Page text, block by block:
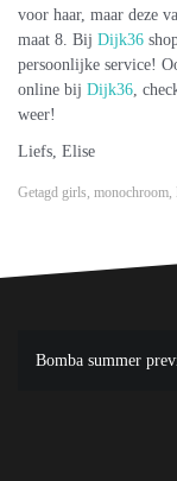
voor haar, maar deze
maat 8. Bij Dijk36
persoonlijke service!
online bij Dijk36 ,
weer!
Liefs, Elise
Getagd girls, monochroom,
Bericht
Bomba summer